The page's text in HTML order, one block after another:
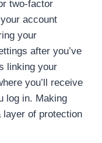
two-factor
account
your
after you’ve
linking your
you’ll receive
log in. Making
layer of protection